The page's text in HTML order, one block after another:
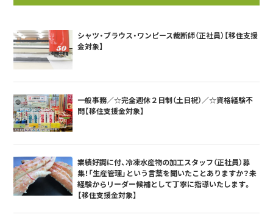
シャツ・ブラウス・ワンピース裁断師（正社員）【移住支援
金対象】
一般事務／☆完全週休２日制（土日祝）／☆資格経験不
問【移住支援金対象】
業績好調に付、冷凍水産物の加工スタッフ（正社員）募
集！「生産管理」という言葉を聞いたことありますか？未
経験からリーダー候補として丁寧に指導いたします。
【移住支援金対象】